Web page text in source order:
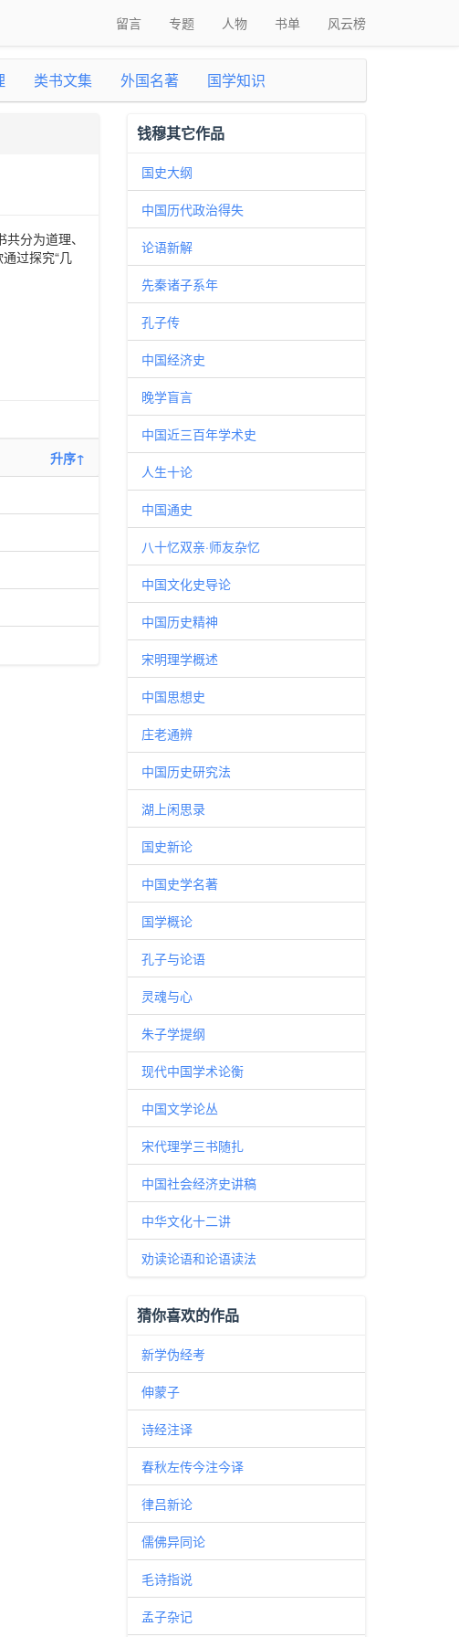
留言 专题 人物 书单 风云榜
类书文集 外国名著 国学知识
分为道理、
过探究“几
升序↑
钱穆其它作品
国史大纲
中国历代政治得失
论语新解
先秦诸子系年
孔子传
中国经济史
晚学盲言
中国近三百年学术史
人生十论
中国通史
八十忆双亲·师友杂忆
中国文化史导论
中国历史精神
宋明理学概述
中国思想史
庄老通辨
中国历史研究法
湖上闲思录
国史新论
中国史学名著
国学概论
孔子与论语
灵魂与心
朱子学提纲
现代中国学术论衡
中国文学论丛
宋代理学三书随扎
中国社会经济史讲稿
中华文化十二讲
劝读论语和论语读法
猜你喜欢的作品
新学伪经考
伸蒙子
诗经注译
春秋左传今注今译
律吕新论
儒佛异同论
毛诗指说
孟子杂记